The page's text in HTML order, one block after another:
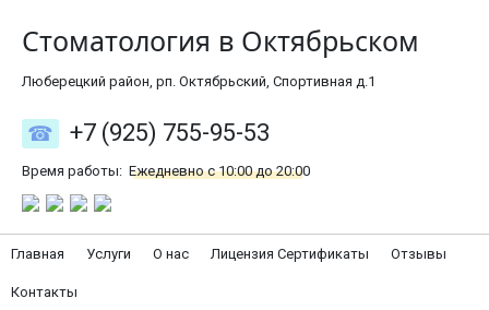
Стоматология в Октябрьском
Люберецкий район, рп. Октябрьский, Спортивная д.1
+7 (925) 755-95-53
Время работы: Ежедневно с 10:00 до 20:00
Главная Услуги О нас Лицензия Сертификаты Отзывы
Контакты